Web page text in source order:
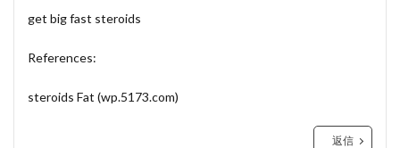
get big fast steroids
References:
steroids Fat (wp.5173.com)
返信